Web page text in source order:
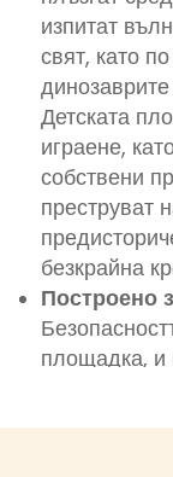
изпитат
свят, като
Детската
играене,
собствени
преструват
безкрайна
Построено
площадка, и